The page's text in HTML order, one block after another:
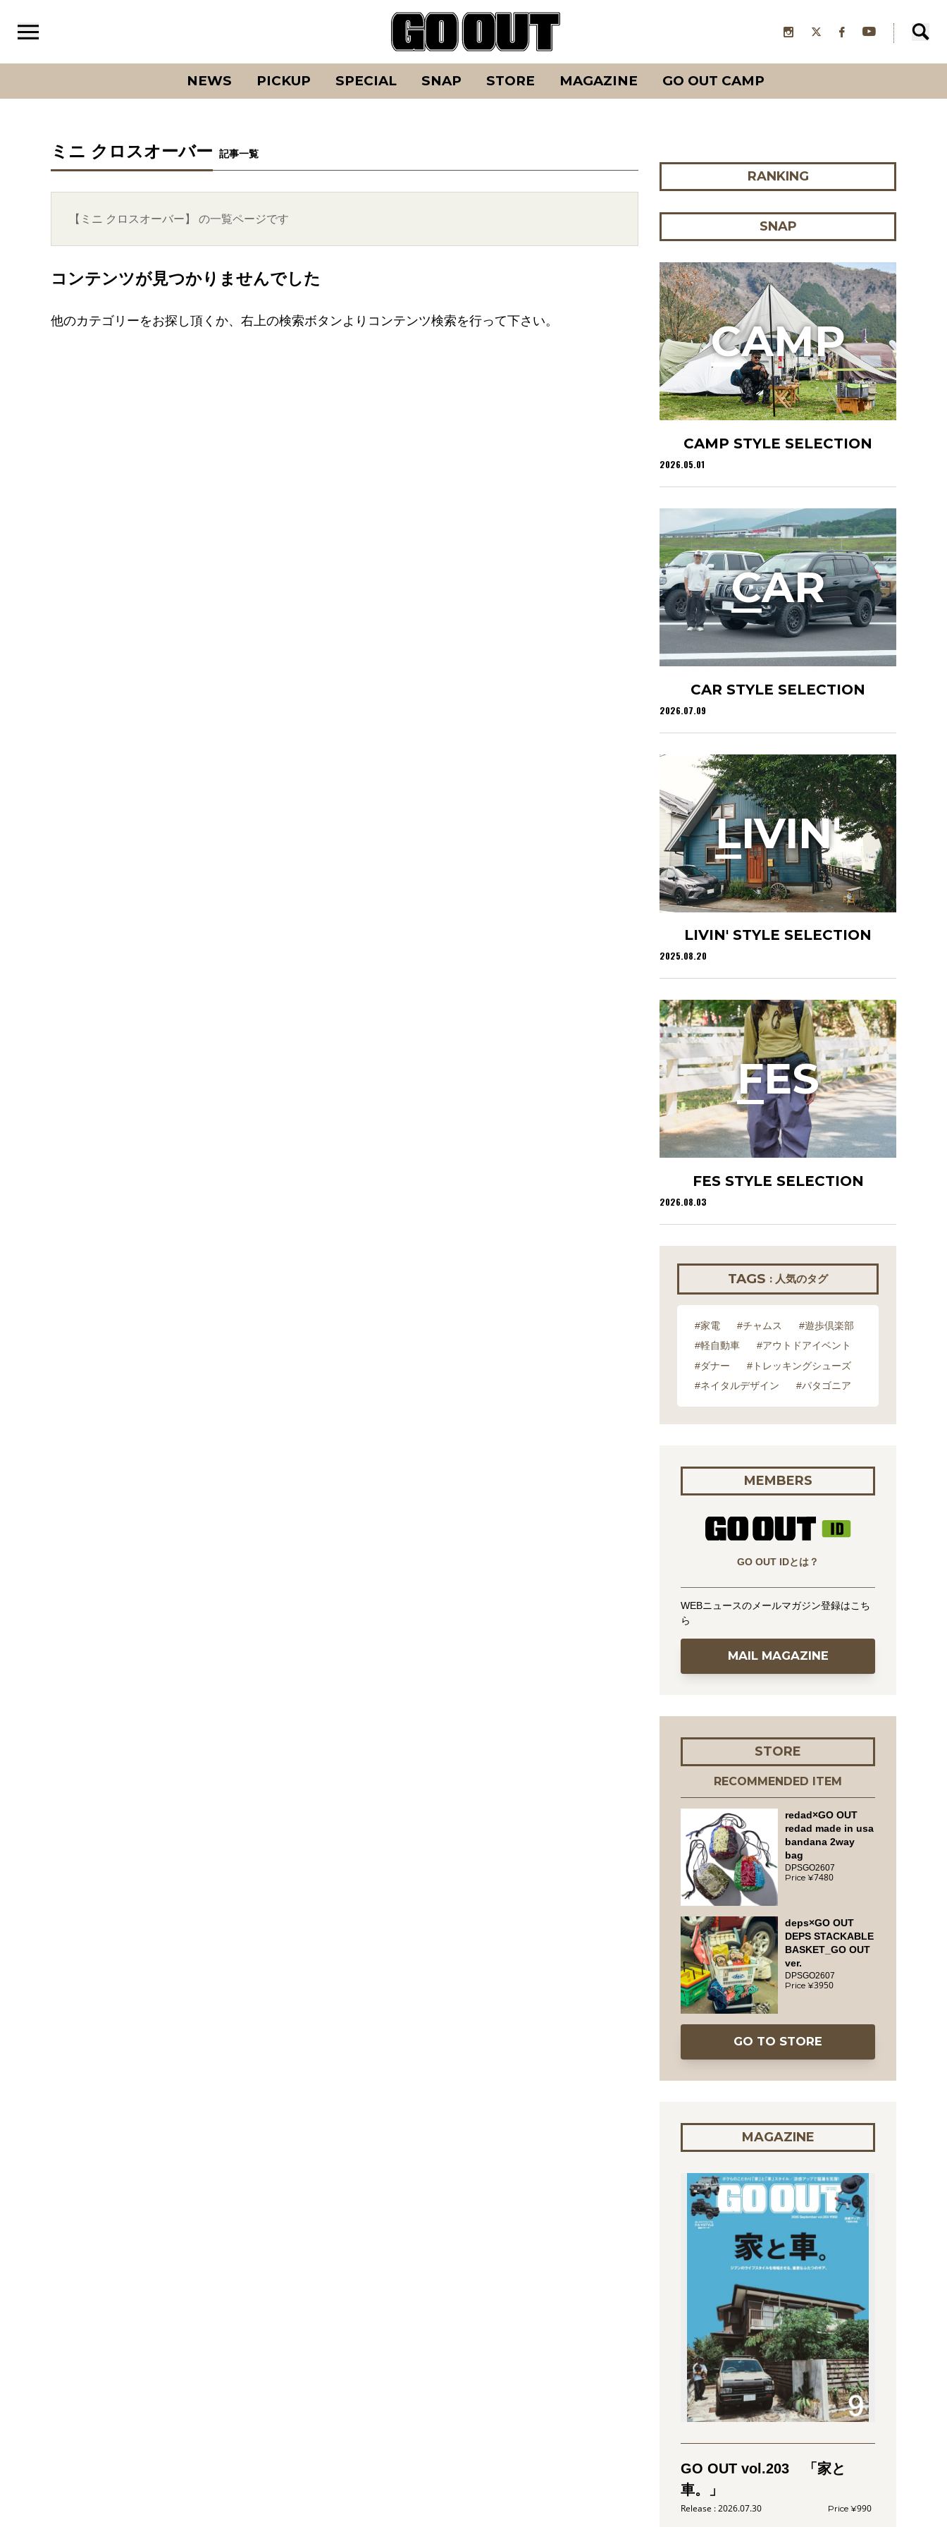
NEWS PICKUP SPECIAL SNAP STORE MAGAZINE GO OUT CAMP
ミニ クロスオーバー 記事一覧
【ミニ クロスオーバー】 の一覧ページです
コンテンツが見つかりませんでした
他のカテゴリーをお探し頂くか、右上の検索ボタンよりコンテンツ検索を行って下さい。
RANKING
SNAP
CAMP STYLE SELECTION
2026.05.01
CAMP
CAR STYLE SELECTION
2026.07.09
CAR
LIVIN' STYLE SELECTION
2025.08.20
LIVIN'
FES STYLE SELECTION
2026.08.03
FES
TAGS : 人気のタグ
#家電 #チャムス
#遊歩倶楽部
#軽自動車
#アウトドアイベント
#ダナー
#トレッキングシューズ
#ネイタルデザイン
#パタゴニア
MEMBERS
GO OUT IDとは？
WEBニュースのメールマガジン登録はこち
ら
MAIL MAGAZINE
STORE
RECOMMENDED ITEM
redad×GO OUT
redad made in usa
bandana 2way
bag
DPSGO2607
7480
deps×GO OUT
DEPS STACKABLE
BASKET_GO OUT
ver.
DPSGO2607
3950
GO TO STORE
MAGAZINE
GO OUT vol.203 「家と
車。」
2026.07.30 990